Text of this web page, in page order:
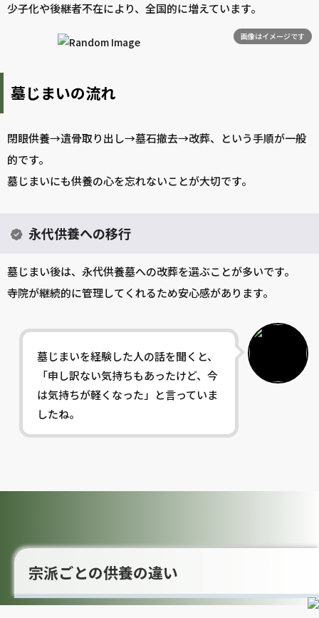
少子化や後継者不在により、全国的に増えています。
画像はイメージです
墓じまいの流れ
閉眼供養→遺骨取り出し→墓石撤去→改葬、という手順が一般
的です。
墓じまいにも供養の心を忘れないことが大切です。
永代供養への移行
墓じまい後は、永代供養墓への改葬を選ぶことが多いです。
寺院が継続的に管理してくれるため安心感があります。
墓じまいを経験した人の話を聞くと、
「申し訳ない気持ちもあったけど、今
は気持ちが軽くなった」と言っていま
したね。
宗派ごとの供養の違い